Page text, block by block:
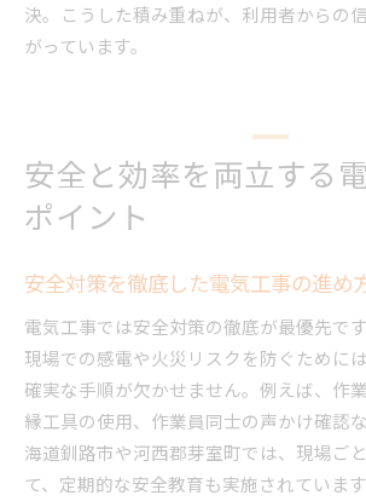
決。こうした積み重ねが、利用者からの
がっています。
安全と効率を両立する
ポイント
安全対策を徹底した電気工事の進め
電気工事では安全対策の徹底が最優先で
現場での感電や火災リスクを防ぐために
確実な手順が欠かせません。例えば、作
縁工具の使用、作業員同士の声かけ確認
海道釧路市や河西郡芽室町では、現場ご
て、定期的な安全教育も実施されていま